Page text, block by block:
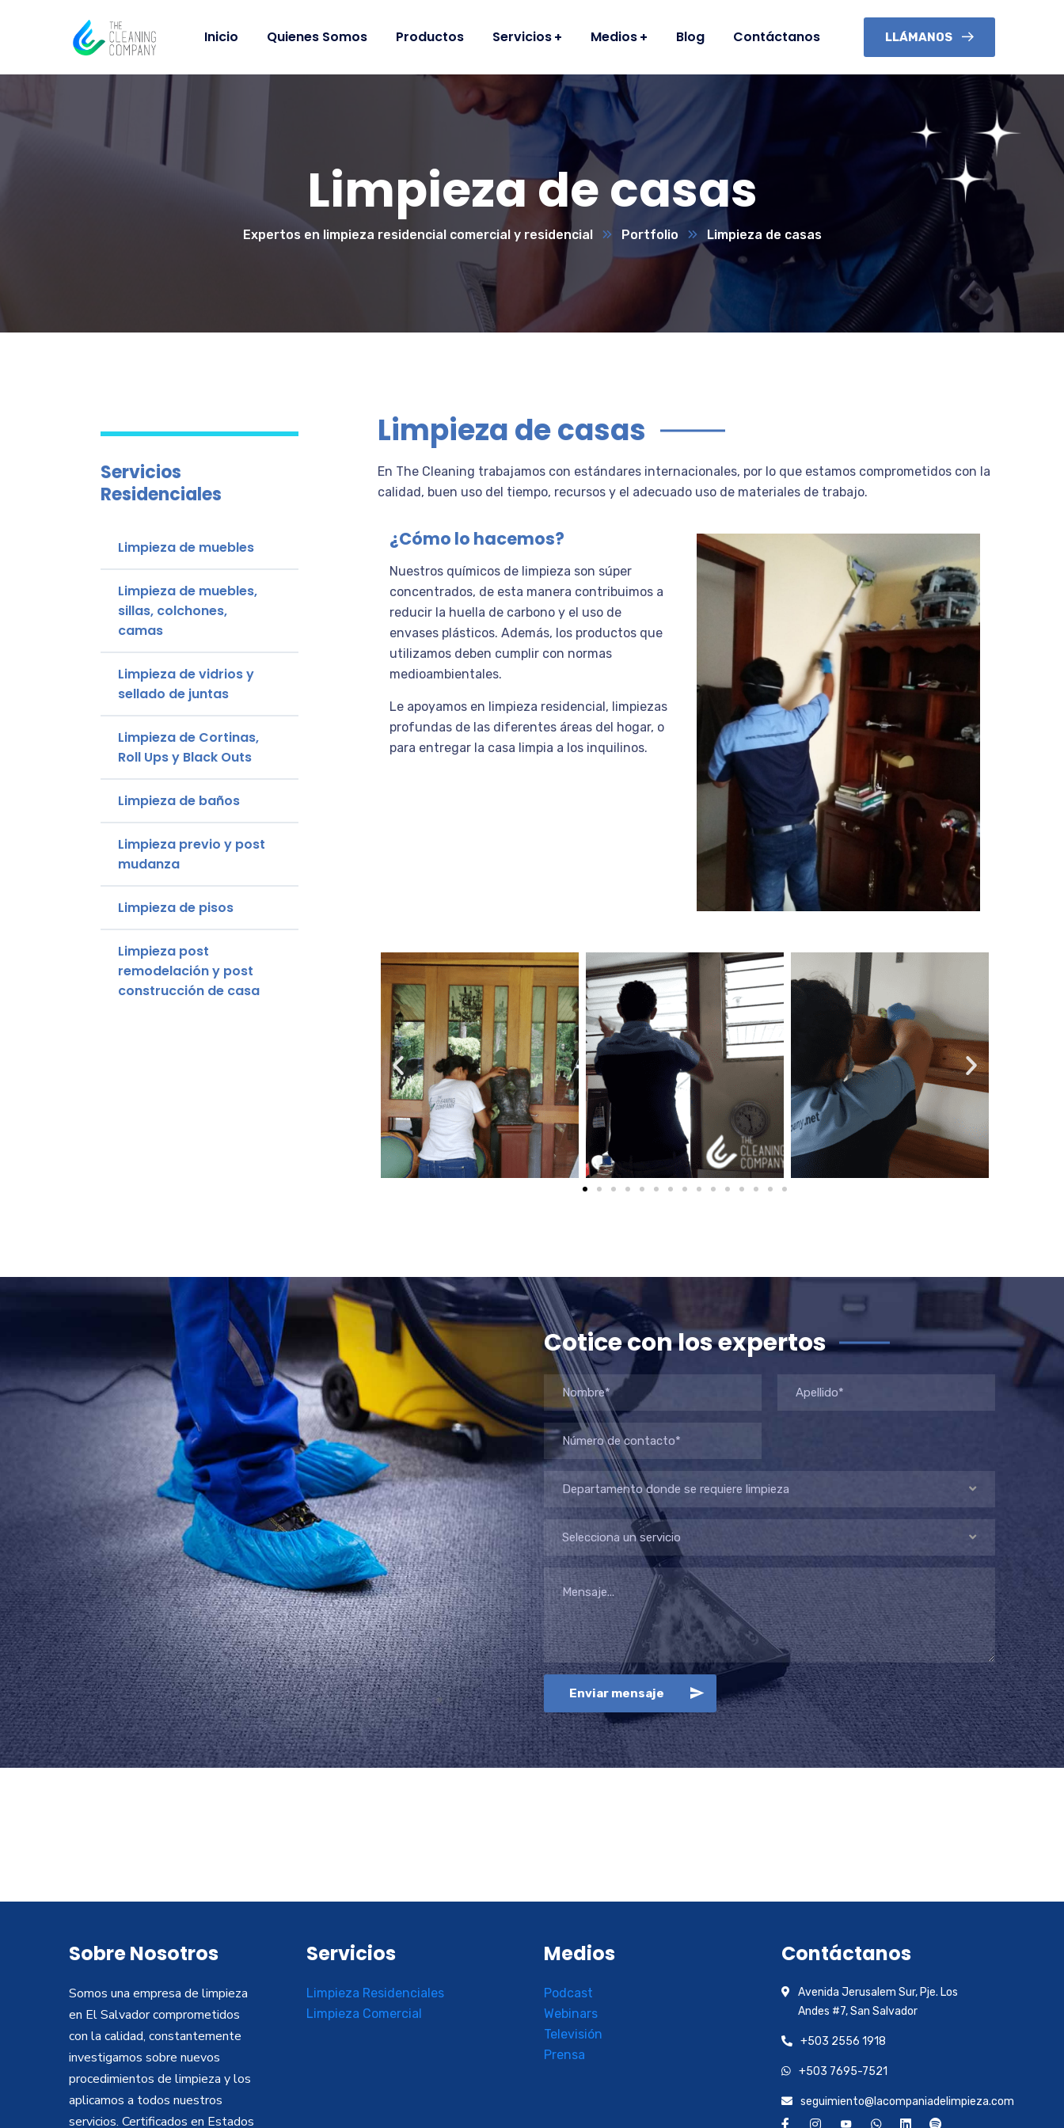
Inicio Quienes Somos Productos Servicios Medios Blog Contáctanos LLÁMANOS
Limpieza de casas
Expertos en limpieza residencial comercial y residencial Portfolio Limpieza de casas
Servicios
Residenciales
Limpieza de muebles
Limpieza de muebles,
sillas, colchones,
camas
Limpieza de vidrios y
sellado de juntas
Limpieza de Cortinas,
Roll Ups y Black Outs
Limpieza de baños
Limpieza previo y post
mudanza
Limpieza de pisos
Limpieza post
remodelación y post
construcción de casa
Limpieza de casas
En The Cleaning trabajamos con estándares internacionales, por lo que estamos comprometidos con la
calidad, buen uso del tiempo, recursos y el adecuado uso de materiales de trabajo.
¿Cómo lo hacemos?
Nuestros químicos de limpieza son súper
concentrados, de esta manera contribuimos a
reducir la huella de carbono y el uso de
envases plásticos. Además, los productos que
utilizamos deben cumplir con normas
medioambientales.
Le apoyamos en limpieza residencial, limpiezas
profundas de las diferentes áreas del hogar, o
para entregar la casa limpia a los inquilinos.
Cotice con los expertos
Departamento donde se requiere limpieza
Selecciona un servicio
Enviar mensaje
Sobre Nosotros
Somos una empresa de limpieza
en El Salvador comprometidos
con la calidad, constantemente
investigamos sobre nuevos
procedimientos de limpieza y los
aplicamos a todos nuestros
servicios. Certificados en Estados
Servicios
Limpieza Residenciales
Limpieza Comercial
Medios
Podcast
Webinars
Televisión
Prensa
Contáctanos
Avenida Jerusalem Sur, Pje. Los
Andes #7, San Salvador
+503 2556 1918
+503 7695-7521
seguimiento@lacompaniadelimpieza.com